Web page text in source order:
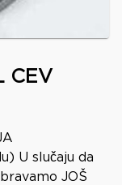
CEV
U slučaju da
JOŠ